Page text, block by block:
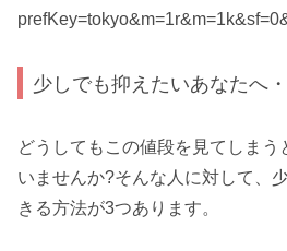
少しでも抑えたいあなたへ・
どうしてもこの値段を見てしま
いませんか?そんな人に対して、
きる方法が3つあります。